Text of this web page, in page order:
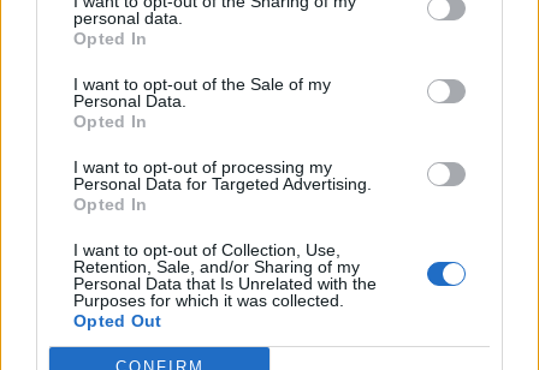
personal data.
Opted In
I want to opt-out of the Sale of my
Personal Data.
Opted In
I want to opt-out of processing my
Personal Data for Targeted Advertising.
Opted In
I want to opt-out of Collection, Use,
Retention, Sale, and/or Sharing of my
Personal Data that Is Unrelated with the
Purposes for which it was collected.
Opted Out
Ακολουθήστε το
μάθετε πρώτοιόλες τις ειδήσεις
ΧΡΗΜΑΤΙΣΤΗΡΙΟ ΚΟΣΜΟΣ
ΜΕΤΟΧΕΣ
REUTERS